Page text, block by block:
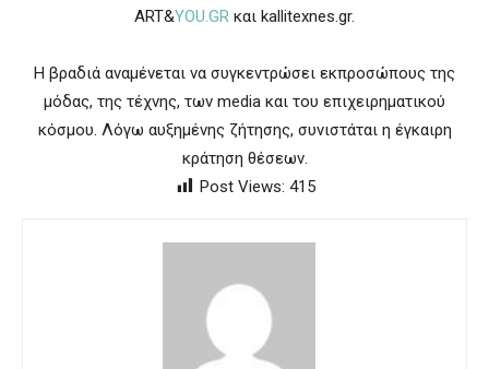
ART&YOU.GR και kallitexnes.gr.
Η βραδιά αναμένεται να συγκεντρώσει εκπροσώπους της
μόδας, της τέχνης, των media και του επιχειρηματικού
κόσμου. Λόγω αυξημένης ζήτησης, συνιστάται η έγκαιρη
κράτηση θέσεων.
Post Views: 415